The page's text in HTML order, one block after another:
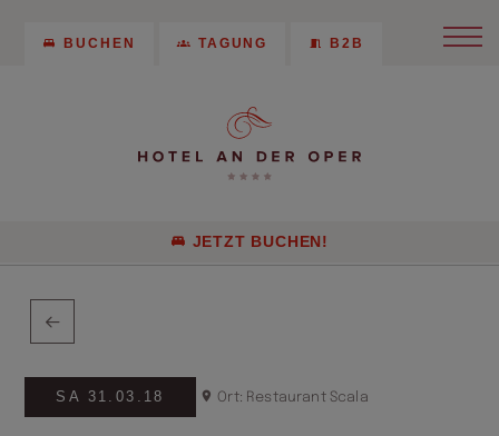
BUCHEN TAGUNG B2B
JETZT BUCHEN!
SA 31.03.18 Ort: Restaurant Scala